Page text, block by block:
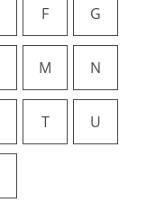
F G
M N
T U